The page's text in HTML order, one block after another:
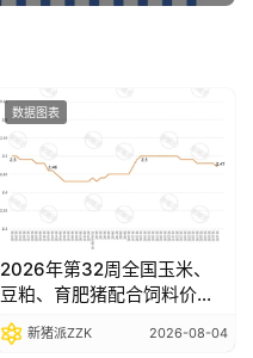
数据图表
2026年第32周全国玉米、
豆粕、育肥猪配合饲料价格
走势图
新猪派ZZK 2026-08-04